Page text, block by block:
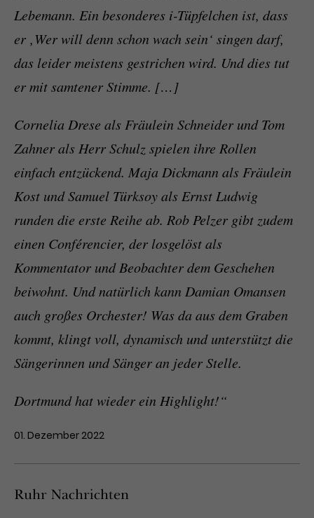
Lebemann. Ein besonderes i-Tüpfelchen ist, dass
er ‚Wer will denn schon wach sein‘ singen darf,
das leider meistens gestrichen wird. Und dies tut
er mit samtener Stimme. […]
Cornelia Drese als Fräulein Schneider und Tom
Zahner als Herr Schulz spielen ihre Rollen
einfach entzückend. Maja Dickmann als Fräulein
Kost und Samuel Türksoy als Ernst Ludwig
runden die erste Reihe ab. Rob Pelzer gibt zudem
einen Conférencier, der losgelöst als
Kommentator und Beobachter dem Geschehen
beiwohnt. Und natürlich kann Damian Omansen
auch großes Orchester! Was da aus dem Graben
kommt, klingt voll, dynamisch und unterstützt die
Sängerinnen und Sänger an jeder Stelle.
Dortmund hat wieder ein Highlight!“
01. Dezember 2022
Ruhr Nachrichten